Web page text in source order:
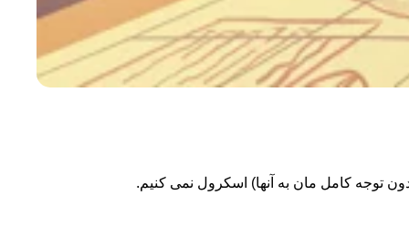
توجه کامل مان به آنها) اسکرول نمی کنیم.